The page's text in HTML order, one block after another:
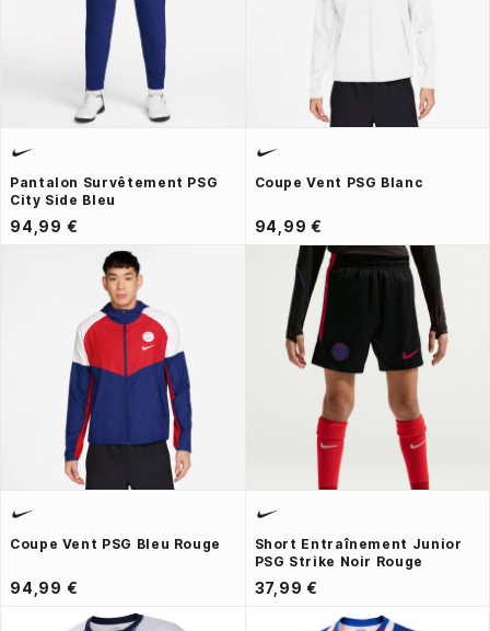
Pantalon Survêtement PSG
City Side Bleu
94,99 €
Coupe Vent PSG Blanc
94,99 €
Coupe Vent PSG Bleu Rouge
94,99 €
Short Entraînement Junior
PSG Strike Noir Rouge
37,99 €